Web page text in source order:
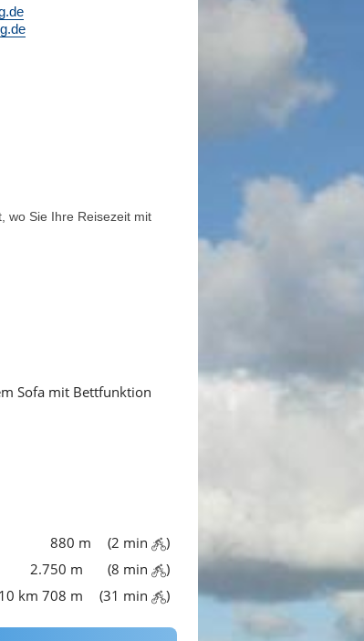
wo Sie Ihre Reisezeit mit
Sofa mit Bettfunktion
880 m (2 min
)
2.750 m (8 min
)
10 km 708 m (31 min )